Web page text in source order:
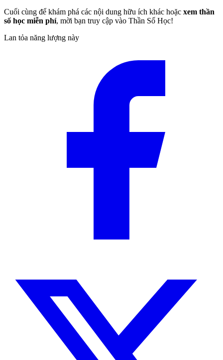
Cuối cùng để khám phá các nội dung hữu ích khác hoặc xem thần
số học miễn phí, mời bạn truy cập vào Thần Số Học!
Lan tỏa năng lượng này